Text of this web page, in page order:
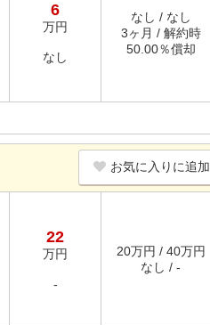
6
万円
なし
なし / なし
3ヶ月 / 解約時
50.00％償却
お気に入りに追加
22
万円
-
20万円 / 40万円
なし / -